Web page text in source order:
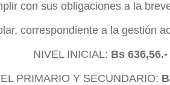
con sus obligaciones a la
correspondiente a la gestión
NIVEL INICIAL: Bs 636,56.-
PRIMARIO Y SECUNDARIO: